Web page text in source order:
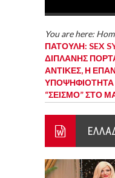
You are here:
ΠΑΤΟΥΛΗ: SEX
ΔΙΠΛΑΝΗΣ
ΑΝΤΙΚΕΣ, Η
“ΣΕΙΣΜΟ” ΣΤΟ